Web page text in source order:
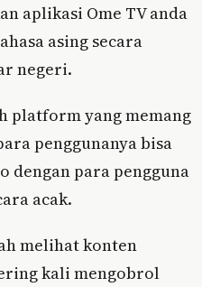
aplikasi Ome TV anda
asing secara
negeri.
platform yang memang
penggunanya bisa
dengan para pengguna
acak.
melihat konten
kali mengobrol